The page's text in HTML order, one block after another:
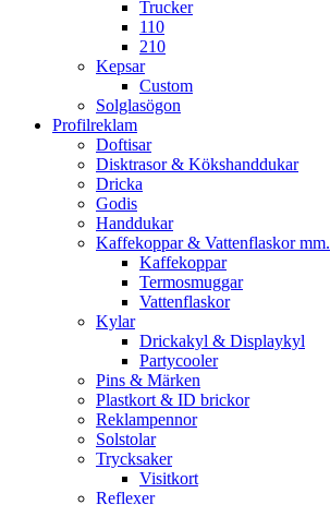
Trucker
110
210
Kepsar
Custom
Solglasögon
Profilreklam
Doftisar
Disktrasor & Kökshanddukar
Dricka
Godis
Handdukar
Kaffekoppar & Vattenflaskor mm.
Kaffekoppar
Termosmuggar
Vattenflaskor
Kylar
Drickakyl & Displaykyl
Partycooler
Pins & Märken
Plastkort & ID brickor
Reklampennor
Solstolar
Trycksaker
Visitkort
Reflexer